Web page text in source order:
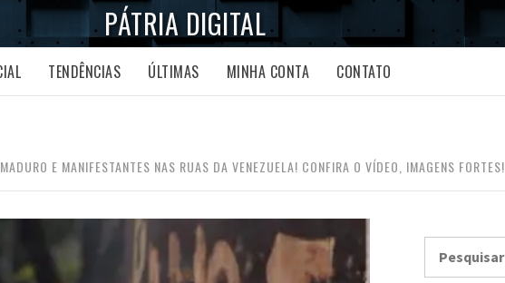
PÁTRIA DIGITAL
TENDÊNCIAS ÚLTIMAS MINHA CONTA CONTATO
E MANIFESTANTES NAS RUAS DA VENEZUELA! CONFIRA O VÍDEO, IMAGENS FORTES!